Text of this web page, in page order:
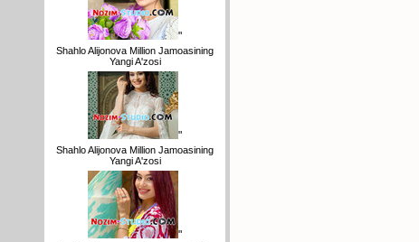
"
Shahlo Alijonova Million Jamoasining
Yangi A'zosi
"
Shahlo Alijonova Million Jamoasining
Yangi A'zosi
"